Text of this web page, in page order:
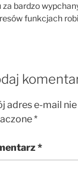
za bardzo
funkcjach
adres e-mail
*
*